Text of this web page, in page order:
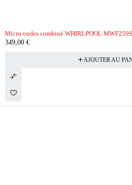
Micro ondes combiné WHIRLPOOL
349,00 €
AJOUTER AU